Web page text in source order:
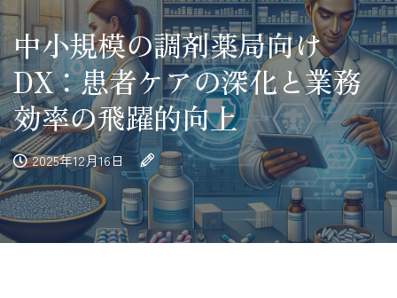
中小規模の調剤薬局向け
DX：患者ケアの深化と業務
効率の飛躍的向上
2025年12月16日